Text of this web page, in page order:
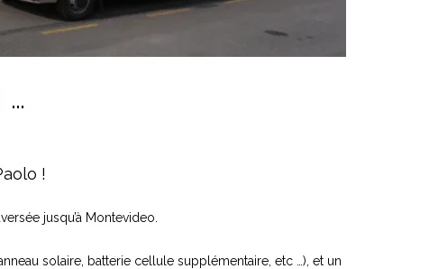
!
jusqu’à Montevideo.
solaire, batterie cellule supplémentaire, etc …), et un